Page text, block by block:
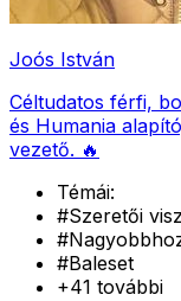
Joós István
Céltudatos férfi,
és Humania
vezető. 🔥
Témái:
#Szeretői
#
#Baleset
+41 további